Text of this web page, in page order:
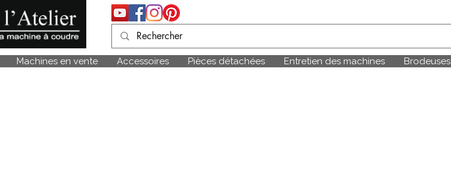
Machines en vente Accessoires Pièces détachées Entretien des machines Brodeuses